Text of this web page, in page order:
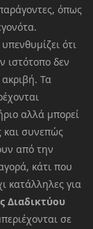
όπως
ότι
ιστότοπο δεν
Τα
αλλά μπορεί
και συνεπώς
από την
κάτι που
κατάλληλες για
Διαδικτύου
σε